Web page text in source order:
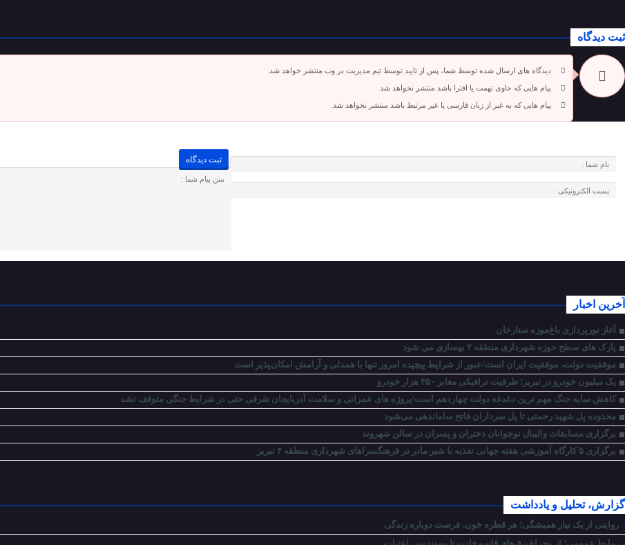
ثبت دیدگاه
دیدگاه های ارسال شده توسط شما، پس از تایید توسط تیم مدیریت در وب منتشر خواهد شد.
پیام هایی که حاوی تهمت یا افترا باشد منتشر نخواهد شد.
پیام هایی که به غیر از زبان فارسی یا غیر مرتبط باشد منتشر نخواهد شد.
آخرین اخبار
آغاز نورپردازی باغ‌موزه ستارخان
پارک های سطح حوزه شهرداری منطقه ۲ بهسازی می شود
موفقیت دولت، موفقیت ایران است/عبور از شرایط پیچیده امروز تنها با همدلی و آرامش امکان‌پذیر است
یک میلیون خودرو در تبریز؛ ظرفیت ترافیکی معابر ۳۵۰ هزار خودرو
کاهش سایه جنگ مهم ‌ترین دغدغه دولت چهاردهم است/پروژه ‌های عمرانی و سلامت آذربایجان شرقی حتی در شرایط جنگی متوقف نشد
محدوده پل شهید رحمتی تا پل سرداران فاتح ساماندهی می‌شود
برگزاری مسابقات والیبال نوجوانان دختران و پسران در سالن شهروند
برگزاری ۵ کارگاه آموزشی هفته جهانی تغذیه با شیر مادر در فرهنگسراهای شهرداری منطقه ۴ تبریز
گزارش، تحلیل و یادداشت
روایتی از یک نیاز همیشگی؛ هر قطره خون، فرصت دوباره زندگی